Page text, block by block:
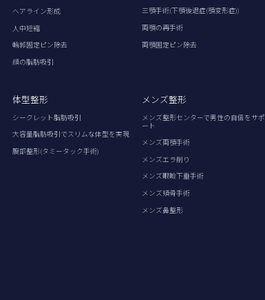
ヘアライン形成
人中短縮
輪郭固定ピン除去
顔の脂肪吸引
三顎手術(下顎後退症(顎変形症))
両顎の再手術
両顎固定ピン除去
体型整形
シークレット脂肪吸引
大容量脂肪吸引でスリムな体型を実現
腹部整形(タミータック手術)
メンズ整形
メンズ整形センターで男性の自信をサポ
ート
メンズ両顎手術
メンズエラ削り
メンズ眼瞼下垂手術
メンズ頬骨手術
メンズ鼻整形